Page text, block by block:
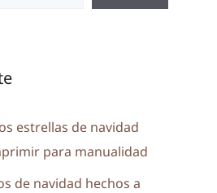
estrellas de navidad
para manualidad
de navidad hechos a